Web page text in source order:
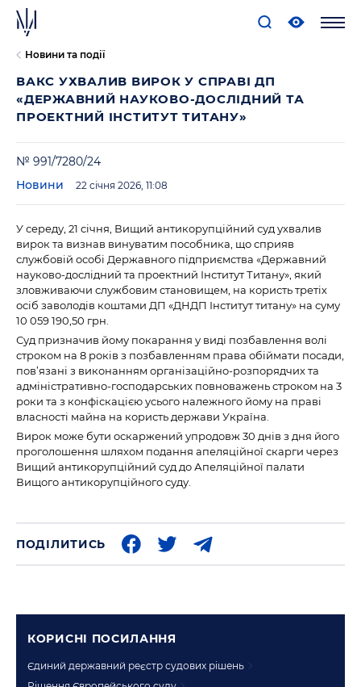
Новини та події
ВАКС УХВАЛИВ ВИРОК У СПРАВІ ДП
«ДЕРЖАВНИЙ НАУКОВО-ДОСЛІДНИЙ ТА
ПРОЕКТНИЙ ІНСТИТУТ ТИТАНУ»
№ 991/7280/24
Новини
22 січня 2026, 11:08
У середу, 21 січня, Вищий антикорупційний суд ухвалив
вирок та визнав винуватим пособника, що сприяв
службовій особі Державного підприємства «Державний
науково-дослідний та проектний Інститут Титану», який
зловживаючи службовим становищем, на користь третіх
осіб заволодів коштами ДП «ДНДП Інститут титану» на суму
10 059 190,50 грн.
Суд призначив йому покарання у виді позбавлення волі
строком на 8 років з позбавленням права обіймати посади,
пов’язані з виконанням організаційно-розпорядчих та
адміністративно-господарських повноважень строком на 3
роки та з конфіскацією усього належного йому на праві
власності майна на користь держави Україна.
Вирок може бути оскаржений упродовж 30 днів з дня його
проголошення шляхом подання апеляційної скарги через
Вищий антикорупційний суд до Апеляційної палати
Вищого антикорупційного суду.
ПОДІЛИТИСЬ
КОРИСНI ПОСИЛАННЯ
Єдиний державний реєстр судових рішень